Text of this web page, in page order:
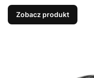
Zobacz produkt